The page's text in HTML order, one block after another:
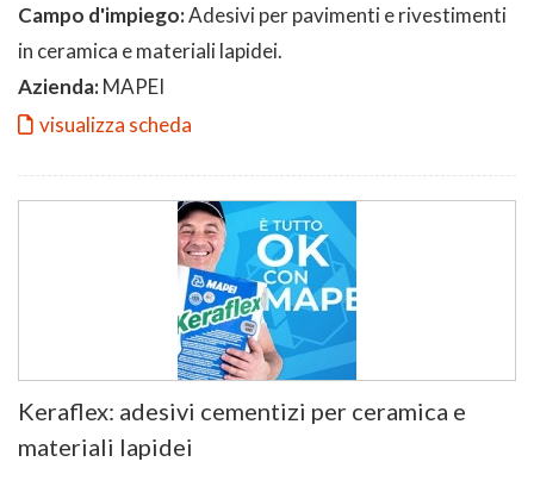
Campo d'impiego:Adesivi per pavimenti e rivestimenti
in ceramica e materiali lapidei.
Azienda:MAPEI
visualizza scheda
Keraflex: adesivi cementizi per ceramica e
materiali lapidei